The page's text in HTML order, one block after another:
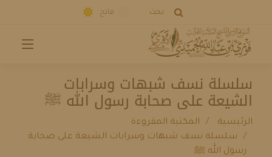
بحث فاتح
سلسلة نسف شبهات وسرابات
الشيعة على صحابة رسول الله ﷺ
الرئيسية
المكتبة المقروءة
سلسلة نسف شبهات وسرابات الشيعة على صحابة
رسول الله ﷺ